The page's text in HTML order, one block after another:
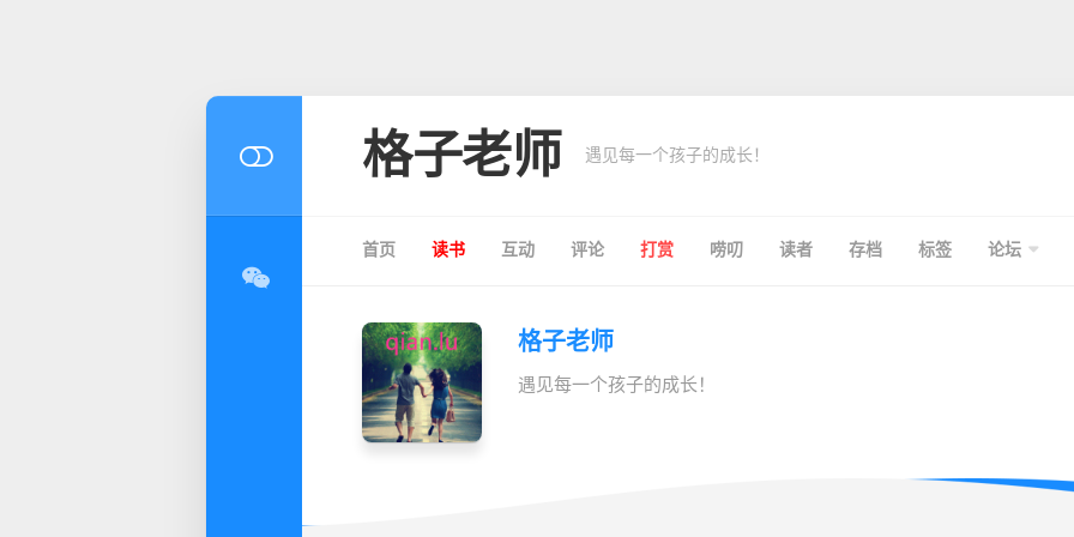
格子老师 遇见每一个孩子的成长！
首页 读书 互动 评论 打赏 唠叨 读者 存档 标签 论坛
格子老师
遇见每一个孩子的成长！